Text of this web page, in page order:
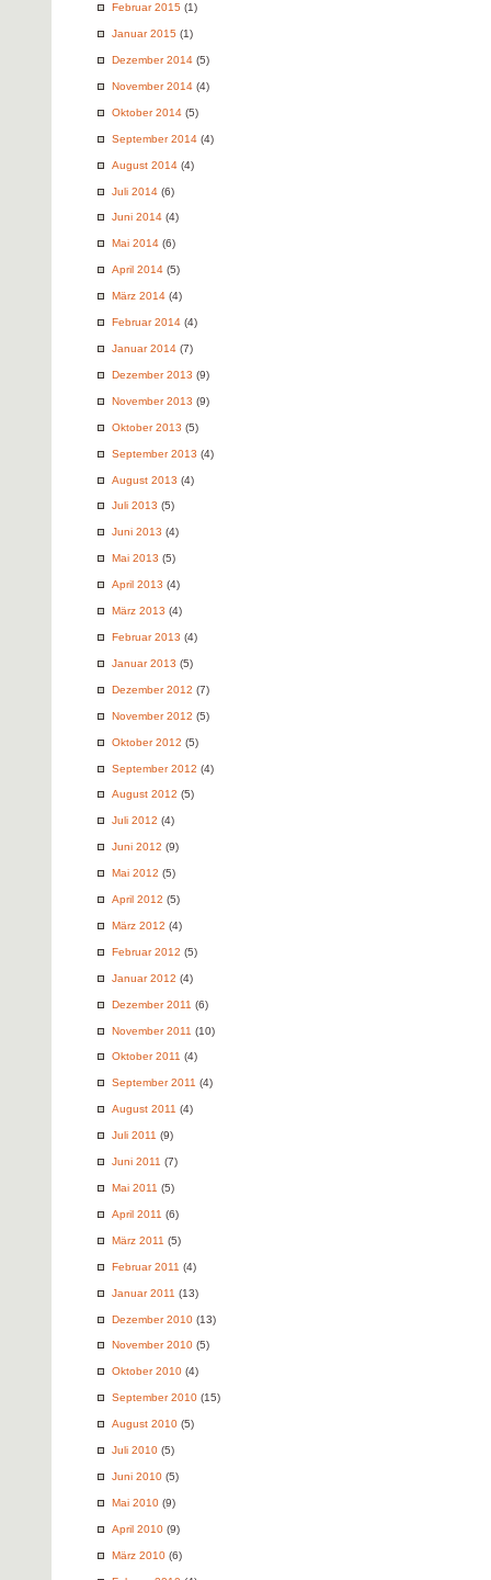
Februar 2015 (1)
Januar 2015 (1)
Dezember 2014 (5)
November 2014 (4)
Oktober 2014 (5)
September 2014 (4)
August 2014 (4)
Juli 2014 (6)
Juni 2014 (4)
Mai 2014 (6)
April 2014 (5)
März 2014 (4)
Februar 2014 (4)
Januar 2014 (7)
Dezember 2013 (9)
November 2013 (9)
Oktober 2013 (5)
September 2013 (4)
August 2013 (4)
Juli 2013 (5)
Juni 2013 (4)
Mai 2013 (5)
April 2013 (4)
März 2013 (4)
Februar 2013 (4)
Januar 2013 (5)
Dezember 2012 (7)
November 2012 (5)
Oktober 2012 (5)
September 2012 (4)
August 2012 (5)
Juli 2012 (4)
Juni 2012 (9)
Mai 2012 (5)
April 2012 (5)
März 2012 (4)
Februar 2012 (5)
Januar 2012 (4)
Dezember 2011 (6)
November 2011 (10)
Oktober 2011 (4)
September 2011 (4)
August 2011 (4)
Juli 2011 (9)
Juni 2011 (7)
Mai 2011 (5)
April 2011 (6)
März 2011 (5)
Februar 2011 (4)
Januar 2011 (13)
Dezember 2010 (13)
November 2010 (5)
Oktober 2010 (4)
September 2010 (15)
August 2010 (5)
Juli 2010 (5)
Juni 2010 (5)
Mai 2010 (9)
April 2010 (9)
März 2010 (6)